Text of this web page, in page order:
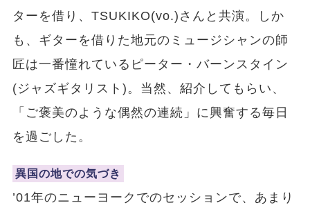
ターを借り、TSUKIKO(vo.)さんと共演。しか
も、ギターを借りた地元のミュージシャンの師
匠は一番憧れているピーター・バーンスタイン
(ジャズギタリスト)。当然、紹介してもらい、
「ご褒美のような偶然の連続」に興奮する毎日
を過ごした。
異国の地での気づき
’01年のニューヨークでのセッションで、あまり